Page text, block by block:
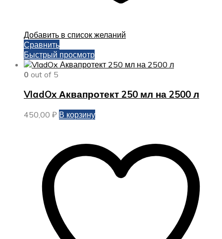
Добавить в список желаний
Сравнить
Быстрый просмотр
0 out of 5
VladOx Аквапротект 250 мл на 2500 л
450,00 ₽ В корзину